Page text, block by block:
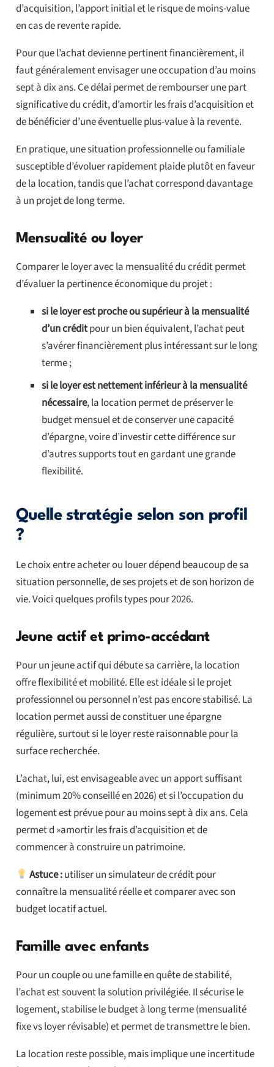
d’acquisition, l’apport initial et le risque de moins-value
en cas de revente rapide.
Pour que l’achat devienne pertinent financièrement, il
faut généralement envisager une occupation d’au moins
sept à dix ans. Ce délai permet de rembourser une part
significative du crédit, d’amortir les frais d’acquisition et
de bénéficier d’une éventuelle plus-value à la revente.
En pratique, une situation professionnelle ou familiale
susceptible d’évoluer rapidement plaide plutôt en faveur
de la location, tandis que l’achat correspond davantage
à un projet de long terme.
Mensualité ou loyer
Comparer le loyer avec la mensualité du crédit permet
d’évaluer la pertinence économique du projet :
si le loyer est proche ou supérieur à la mensualité
d’un créditpour un bien équivalent, l’achat peut
s’avérer financièrement plus intéressant sur le long
terme ;
si le loyer est nettement inférieur à la mensualité
nécessaire, la location permet de préserver le
budget mensuel et de conserver une capacité
d’épargne, voire d’investir cette différence sur
d’autres supports tout en gardant une grande
flexibilité.
Quelle stratégie selon son profil
?
Le choix entre acheter ou louer dépend beaucoup de sa
situation personnelle, de ses projets et de son horizon de
vie. Voici quelques profils types pour 2026.
Jeune actif et primo-accédant
Pour un jeune actif qui débute sa carrière, la location
offre flexibilité et mobilité. Elle est idéale si le projet
professionnel ou personnel n’est pas encore stabilisé. La
location permet aussi de constituer une épargne
régulière, surtout si le loyer reste raisonnable pour la
surface recherchée.
L’achat, lui, est envisageable avec un apport suffisant
(minimum 20% conseillé en 2026) et si l’occupation du
logement est prévue pour au moins sept à dix ans. Cela
permet d »amortir les frais d’acquisition et de
commencer à construire un patrimoine.
Astuce :utiliser un simulateur de crédit pour
connaître la mensualité réelle et comparer avec son
budget locatif actuel.
Famille avec enfants
Pour un couple ou une famille en quête de stabilité,
l’achat est souvent la solution privilégiée. Il sécurise le
logement, stabilise le budget à long terme (mensualité
fixe vs loyer révisable) et permet de transmettre le bien.
La location reste possible, mais implique une incertitude